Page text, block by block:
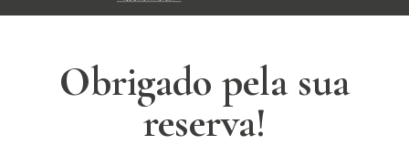
Obrigado pela sua
reserva!